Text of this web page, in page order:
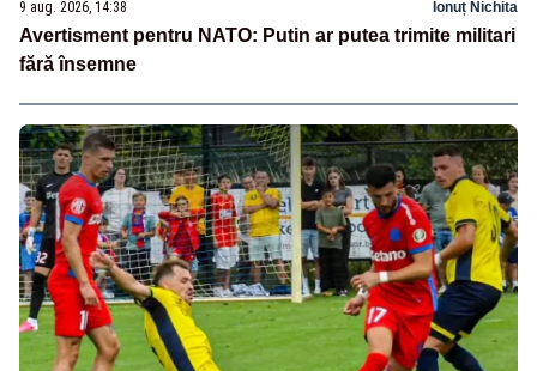
9 aug. 2026, 14:38 Ionuț Nichita
Avertisment pentru NATO: Putin ar putea trimite militari
fără însemne